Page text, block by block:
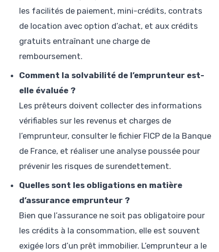
les facilités de paiement, mini-crédits, contrats
de location avec option d’achat, et aux crédits
gratuits entraînant une charge de
remboursement.
Comment la solvabilité de l’emprunteur est-
elle évaluée ?
Les prêteurs doivent collecter des informations
vérifiables sur les revenus et charges de
l’emprunteur, consulter le fichier FICP de la Banque
de France, et réaliser une analyse poussée pour
prévenir les risques de surendettement.
Quelles sont les obligations en matière
d’assurance emprunteur ?
Bien que l’assurance ne soit pas obligatoire pour
les crédits à la consommation, elle est souvent
exigée lors d’un prêt immobilier. L’emprunteur a le